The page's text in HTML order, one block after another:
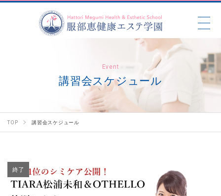
Event
講習会スケジュール
TOP 講習会スケジュール
終了